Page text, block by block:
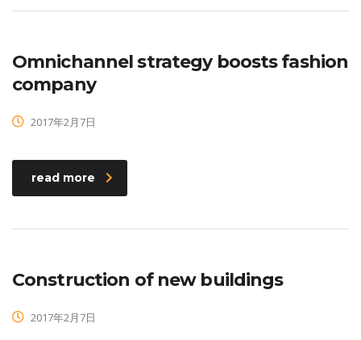
Omnichannel strategy boosts fashion
company
2017年2月7日
read more
Construction of new buildings
2017年2月7日